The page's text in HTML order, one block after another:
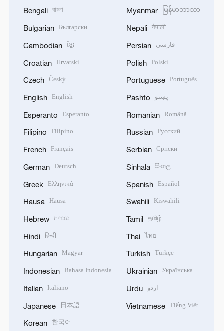
Bengali বাংলা
Bulgarian Български
Cambodian ខ្មែរ
Croatian Hrvatski
Czech Český
English English
Esperanto Esperanto
Filipino Filipino
French Français
German Deutsch
Greek Ελληνικά
Hausa Hausa
Hebrew עברית
Hindi हिन्दी
Hungarian Magyar
Indonesian Bahasa Indonesia
Italian Italiano
Japanese 日本語
Korean 한국어
Myanmar မြန်မာဘာသာ
Nepali नेपाली
Persian فارسی
Polish Polski
Portuguese Português
Pashto پښتو
Romanian Română
Russian Русский
Serbian Српски
Sinhala සිංහල
Spanish Español
Swahili Kiswahili
Tamil தமிழ்
Thai ไทย
Turkish Türkçe
Ukrainian Українська
Urdu اردو
Vietnamese Tiếng Việt